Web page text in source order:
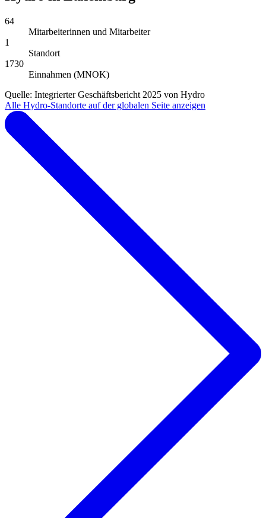
64
Mitarbeiterinnen und Mitarbeiter
1
Standort
1730
Einnahmen (MNOK)
Quelle: Integrierter Geschäftsbericht 2025 von Hydro
Alle Hydro-Standorte auf der globalen Seite anzeigen